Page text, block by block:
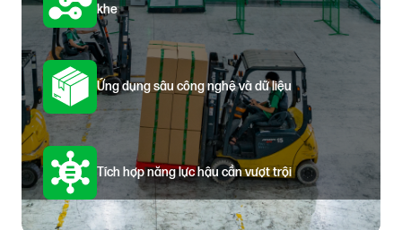
khe
Ứng dụng sâu công nghệ và dữ liệu
Tích hợp năng lực hậu cần vượt trội